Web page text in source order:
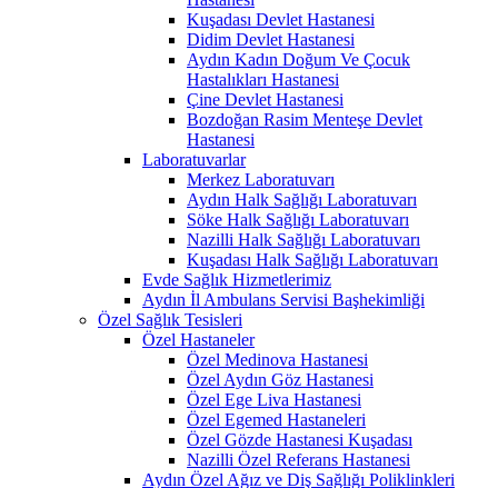
Kuşadası Devlet Hastanesi
Didim Devlet Hastanesi
Aydın Kadın Doğum Ve Çocuk
Hastalıkları Hastanesi
Çine Devlet Hastanesi
Bozdoğan Rasim Menteşe Devlet
Hastanesi
Laboratuvarlar
Merkez Laboratuvarı
Aydın Halk Sağlığı Laboratuvarı
Söke Halk Sağlığı Laboratuvarı
Nazilli Halk Sağlığı Laboratuvarı
Kuşadası Halk Sağlığı Laboratuvarı
Evde Sağlık Hizmetlerimiz
Aydın İl Ambulans Servisi Başhekimliği
Özel Sağlık Tesisleri
Özel Hastaneler
Özel Medinova Hastanesi
Özel Aydın Göz Hastanesi
Özel Ege Liva Hastanesi
Özel Egemed Hastaneleri
Özel Gözde Hastanesi Kuşadası
Nazilli Özel Referans Hastanesi
Aydın Özel Ağız ve Diş Sağlığı Poliklinkleri